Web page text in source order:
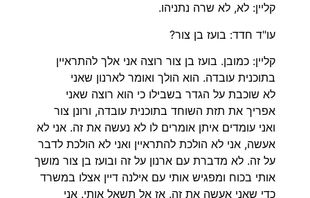
קליין: לא, לא שרה נתניהו.
עו"ד חדד: בועז בן צור?
קליין: כמובן. בועז בן צור רוצה אני אלך להתראיין
בתוכנית עובדה. הוא הולך ואומר לארנון שאני
לא שוכבת על הגדר בשבילו כי הוא רוצה שאני
אפריך את תזת השוחד בתוכנית עובדה, ורונן צור
ואני עומדים איתן אומרים לו לא נעשה את זה. אני לא
אעשה, אני לא הולכת להתראיין ואני לא הולכת לדבר
על זה. לא מדברת עם ארנון על זה ובועז בן צור מושך
אותי בכוח ומפגיש אותי עם אילנה דיין אצלו במשרד
כדי שאני אעשה את זה. אז אל תשאל אותי. אני